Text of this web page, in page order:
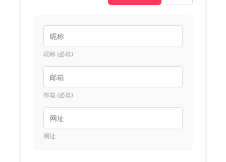
昵称 (必填)
邮箱 (必填)
网址